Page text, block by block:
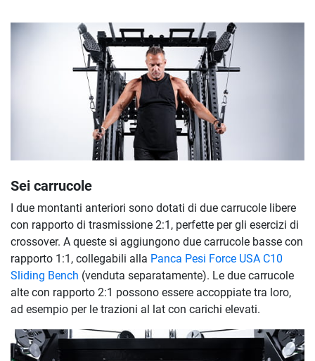
Sei carrucole
I due montanti anteriori sono dotati di due carrucole libere
con rapporto di trasmissione 2:1, perfette per gli esercizi di
crossover. A queste si aggiungono due carrucole basse con
rapporto 1:1, collegabili alla Panca Pesi Force USA C10
Sliding Bench (venduta separatamente). Le due carrucole
alte con rapporto 2:1 possono essere accoppiate tra loro,
ad esempio per le trazioni al lat con carichi elevati.